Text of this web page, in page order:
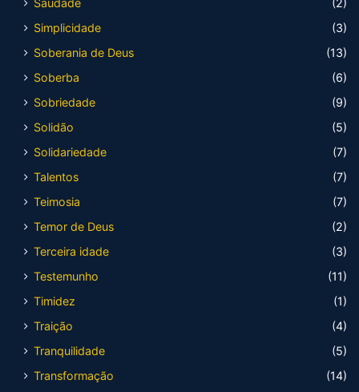
Simplicidade
(3)
Soberania de Deus
(13)
Soberba
(6)
Sobriedade
(9)
Solidão
(5)
Solidariedade
(7)
Talentos
(7)
Teimosia
(7)
Temor de Deus
(2)
Terceira idade
(3)
Testemunho
(11)
Timidez
(1)
Traição
(4)
Tranquilidade
(5)
Transformação
(14)